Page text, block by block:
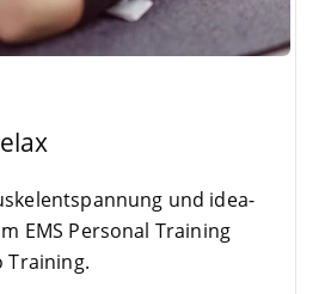
und idea­
EMS Per­so­nal Trai­ning
Training.